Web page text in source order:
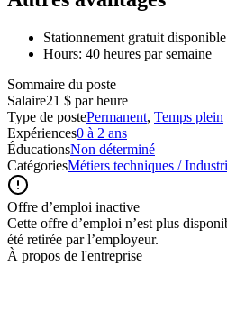
Stationnement gratuit disponible
Hours: 40 heures par semaine
Sommaire du poste
Salaire21 $ par heure
Type de postePermanent, Temps plein
Expériences0 à 2 ans
ÉducationsNon déterminé
CatégoriesMétiers techniques /
Offre d’emploi inactive
Cette offre d’emploi n’est plus
été retirée par l’employeur.
À propos de l'entreprise